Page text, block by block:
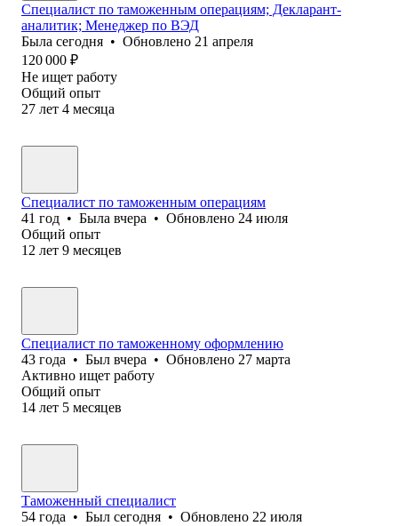
Специалист по таможенным операциям; Декларант-
аналитик; Менеджер по ВЭД
Была сегодня • Обновлено 21 апреля
120 000 ₽
Не ищет работу
Общий опыт
27 лет 4 месяца
Специалист по таможенным операциям
41 год • Была вчера • Обновлено 24 июля
Общий опыт
12 лет 9 месяцев
Специалист по таможенному оформлению
43 года • Был вчера • Обновлено 27 марта
Активно ищет работу
Общий опыт
14 лет 5 месяцев
Таможенный специалист
54 года • Был сегодня • Обновлено 22 июля